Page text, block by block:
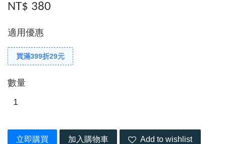
NT$ 380
適用優惠
買滿399折29元
數量
立即購買 加入購物車 Add to wishlist